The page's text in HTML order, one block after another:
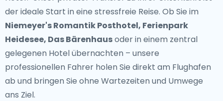
der ideale Start in eine stressfreie Reise. Ob Sie im
Niemeyer's Romantik Posthotel, Ferienpark
Heidesee, Das Bärenhausoder in einem zentral
gelegenen Hotel übernachten – unsere
professionellen Fahrer holen Sie direkt am Flughafen
ab und bringen Sie ohne Wartezeiten und Umwege
ans Ziel.